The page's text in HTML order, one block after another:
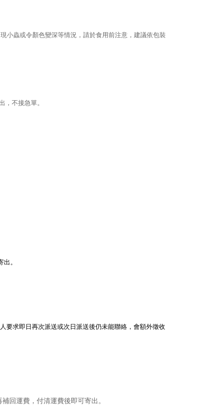
小蟲或令顏色變深等情況，請於食用前注意，建議依包裝
不接急單。
。
要求即日再次派送或次日派送後仍未能聯絡，會額外徵收
回運費，付清運費後即可寄出。